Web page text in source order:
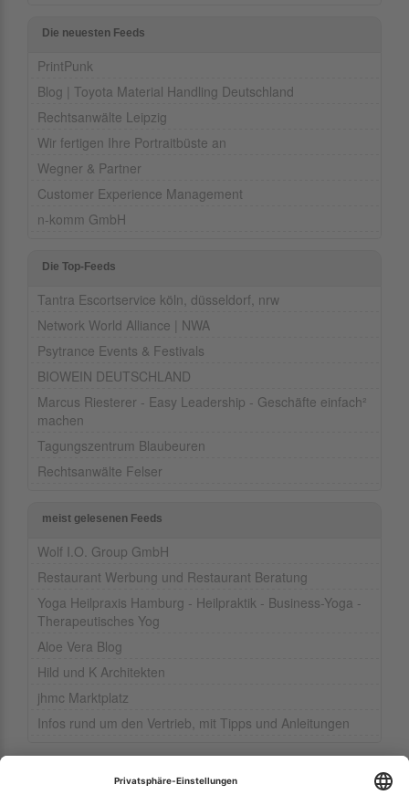
Die neuesten Feeds
PrintPunk
Blog | Toyota Material Handling Deutschland
Rechtsanwälte Leipzig
Wir fertigen Ihre Portraitbüste an
Wegner & Partner
Customer Experience Management
n-komm GmbH
Die Top-Feeds
Tantra Escortservice köln, düsseldorf, nrw
Network World Alliance | NWA
Psytrance Events & Festivals
BIOWEIN DEUTSCHLAND
Marcus Riesterer - Easy Leadership - Geschäfte einfach²
machen
Tagungszentrum Blaubeuren
Rechtsanwälte Felser
meist gelesenen Feeds
Wolf I.O. Group GmbH
Restaurant Werbung und Restaurant Beratung
Yoga Heilpraxis Hamburg - Heilpraktik - Business-Yoga -
Therapeutisches Yog
Aloe Vera Blog
Hild und K Architekten
jhmc Marktplatz
Infos rund um den Vertrieb, mit Tipps und Anleitungen